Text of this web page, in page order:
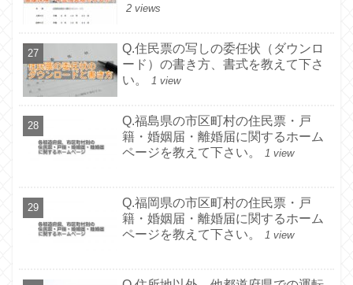
2 views
Q.住民票の写しの委任状（ダウンロ
ード）の書き方、書式を教えて下さ
い。
1 view
Q.福島県の市区町村の住民票・戸
籍・婚姻届・離婚届に関するホーム
ページを教えて下さい。
1 view
Q.福岡県の市区町村の住民票・戸
籍・婚姻届・離婚届に関するホーム
ページを教えて下さい。
1 view